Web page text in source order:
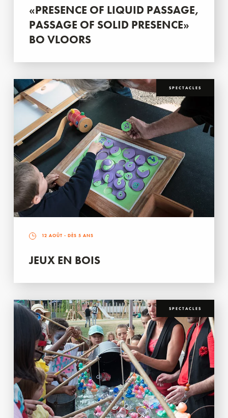
«PRESENCE OF LIQUID PASSAGE,
PASSAGE OF SOLID PRESENCE»
BO VLOORS
SPECTACLES
12 AOÛT - DÈS 5 ANS
JEUX EN BOIS
SPECTACLES